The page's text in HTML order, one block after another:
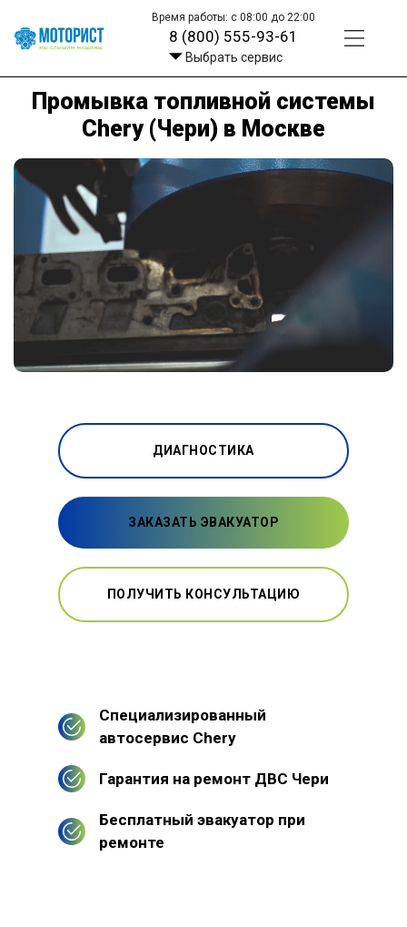
Время работы: с 08:00 до 22:00
8 (800) 555-93-61
Выбрать сервис
Промывка топливной системы
Chery (Чери) в Москве
ДИАГНОСТИКА
ЗАКАЗАТЬ ЭВАКУАТОР
ПОЛУЧИТЬ КОНСУЛЬТАЦИЮ
Специализированный
автосервис Chery
Гарантия на ремонт ДВС Чери
Бесплатный эвакуатор при
ремонте